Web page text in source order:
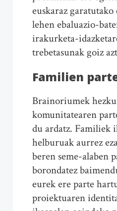
euskaraz
lehen ebaluazio-
irakurketa-
trebetasunak goiz
Familien
Brainoriumek
komunitatearen
du ardatz. Familiek
helburuak aurrez
beren seme-alaben
borondatez
eurek ere parte
proiektuaren